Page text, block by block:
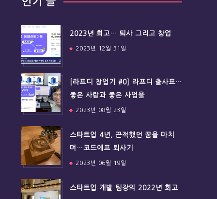
2023년 회고… 퇴사 그리고 창업
2023년 12월 31일
[라프디 창업기 #0] 라프디 출사표…
좋은 사람과 좋은 사업을
2023년 08월 23일
스타트업 4년, 끈적했던 꿈을 마치
며…코드에프 퇴사기
2023년 06월 19일
스타트업 개발 팀장의 2022년 회고